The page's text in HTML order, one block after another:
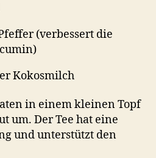
(verbessert die
Kokosmilch
in einem kleinen Topf
um. Der Tee hat eine
und unterstützt den